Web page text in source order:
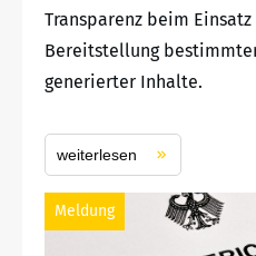
Transparenz beim
Bereitstellung
generierter Inhalte.
weiterlesen
Meldung